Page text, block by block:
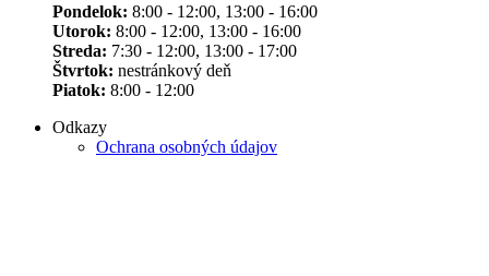
Pondelok: 8:00 - 12:00, 13:00 - 16:00
Utorok: 8:00 - 12:00, 13:00 - 16:00
Streda: 7:30 - 12:00, 13:00 - 17:00
Štvrtok: nestránkový deň
Piatok: 8:00 - 12:00
Odkazy
Ochrana osobných údajov